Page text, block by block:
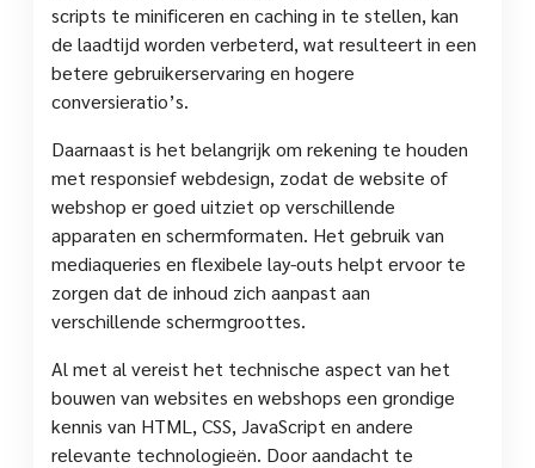
scripts te minificeren en caching in te stellen, kan
de laadtijd worden verbeterd, wat resulteert in een
betere gebruikerservaring en hogere
conversieratio’s.
Daarnaast is het belangrijk om rekening te houden
met responsief webdesign, zodat de website of
webshop er goed uitziet op verschillende
apparaten en schermformaten. Het gebruik van
mediaqueries en flexibele lay-outs helpt ervoor te
zorgen dat de inhoud zich aanpast aan
verschillende schermgroottes.
Al met al vereist het technische aspect van het
bouwen van websites en webshops een grondige
kennis van HTML, CSS, JavaScript en andere
relevante technologieën. Door aandacht te